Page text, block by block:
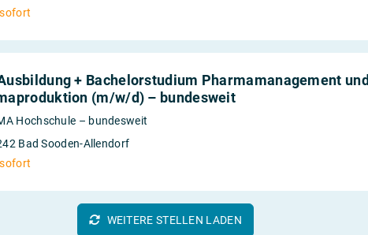
+ Bachelorstudium Pharmamanagement und
(m/w/d) – bundesweit
Hochschule – bundesweit
Bad Sooden-Allendorf
WEITERE STELLEN LADEN